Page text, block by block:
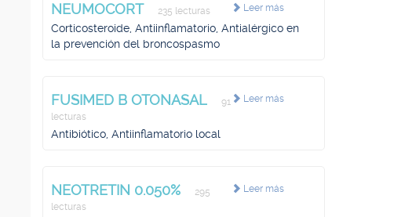
Leer más
NEUMOCORT 235 lecturas
Corticosteroide, Antiinflamatorio, Antialérgico en
la prevención del broncospasmo
Leer más
FUSIMED B OTONASAL
91
lecturas
Antibiótico, Antiinflamatorio local
Leer más
NEOTRETIN 0.050%
295
lecturas